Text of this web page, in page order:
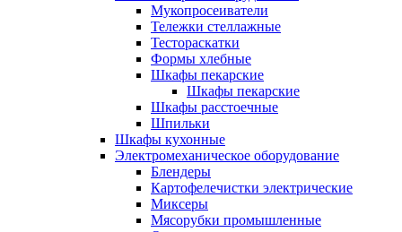
Мукопросеиватели
Тележки стеллажные
Тестораскатки
Формы хлебные
Шкафы пекарские
Шкафы пекарские
Шкафы расстоечные
Шпильки
Шкафы кухонные
Электромеханическое оборудование
Блендеры
Картофелечистки электрические
Миксеры
Мясорубки промышленные